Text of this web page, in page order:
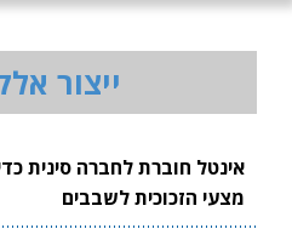
ייצור
אינטל חוברת לחברה סינית
מצעי הזכוכית לשבבים